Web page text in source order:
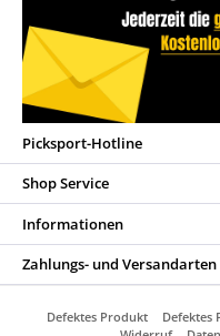
Picksport-Hotline
Shop Service
Informationen
Zahlungs- und Versandarten
Defektes Produkt Defektes